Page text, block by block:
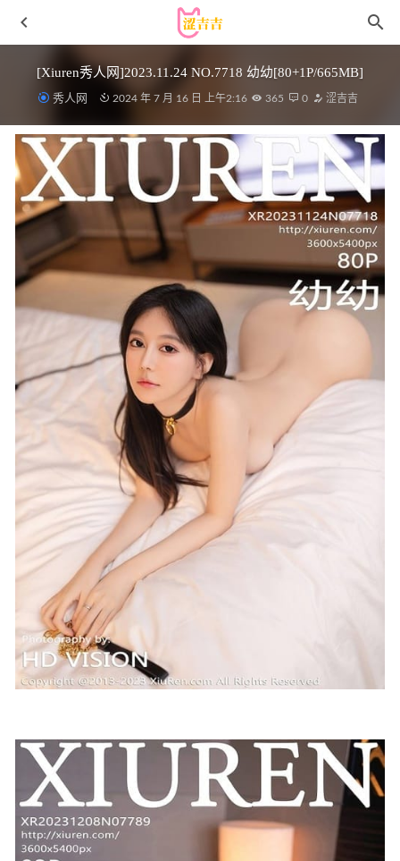
[Xiuren秀人网]2023.11.24 NO.7718 幼幼[80+1P/665MB]
秀人网 2024 年 7 月 16 日 上午2:16 365 0 涩吉吉
Byoru – NO.206 Honoka – Dead or Alive[86P14V-1.30GB]
2024-09-26
[微密圈]脸红Dearie – 哇哦 [29P-47MB]
2023-07-22
[微密圈]是可欣耶 – 落地窗SEX[39P-68MB]
[Xiuren秀人网]2025.09.12 NO.10763 鱼子酱
Fish[75P/780.53MB]
2026-04-20
宋昱欣 – 微密圈写真合集【持续更新中】
2025-11-05